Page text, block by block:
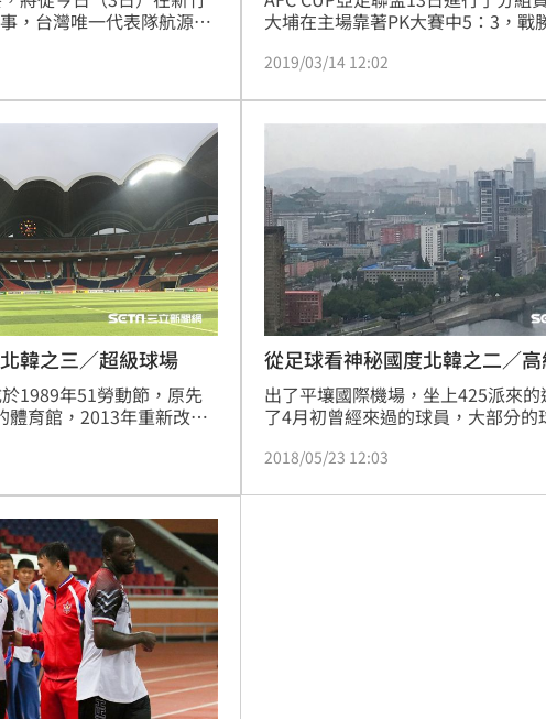
，台灣唯一代表隊航源FC
磨練，加上今年新加入了
4強的北韓425，這一組還
不錯的香港和富大埔與香
取晉級機會。」
大埔在主場靠著PK大賽中5：3，戰
同組。至此航源FC的本屆亞足聯盃
朝鮮425隊。
2019/03/14 12:02
韓之三／超級球場
1989年51勞動節，原先
體育館，2013年重新改建
為著名特色，從我們入住
從足球看神秘國度北韓之二／
出了平壤國際機場，坐上425派來
了4月初曾經來過的球員，大部分的
到平壤市區22公里的景色。
2018/05/23 12:03